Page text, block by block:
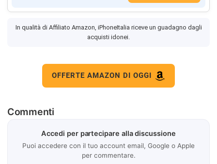
In qualità di Affiliato Amazon, iPhoneItalia riceve un guadagno dagli
acquisti idonei.
OFFERTE AMAZON DI OGGI
Commenti
Accedi per partecipare alla discussione
Puoi accedere con il tuo account email, Google o Apple
per commentare.